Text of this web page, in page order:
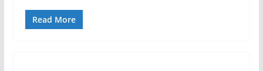
Read More